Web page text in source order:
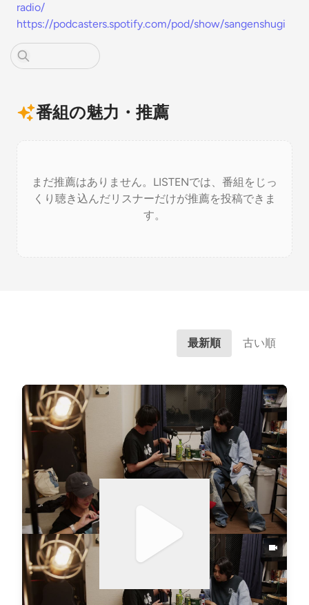
radio/
https://podcasters.spotify.com/pod/show/sangenshugi
番組の魅力・推薦
まだ推薦はありません。LISTENでは、番組をじっ
くり聴き込んだリスナーだけが推薦を投稿できま
す。
最新順 古い順